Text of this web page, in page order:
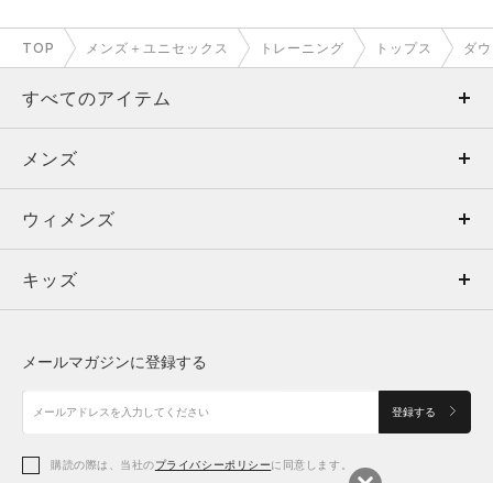
TOP メンズ＋ユニセックス トレーニング トップス ダ
すべてのアイテム
メンズ
ウィメンズ
キッズ
アクセサリー
メンズ
トップス
ボトムス
アクセサリー
ウィメンズ
トップス
シューズ
アクセサリー
キッズ
シューズ
メールマガジンに登録する
登録する
購読の際は、当社のプライバシーポリシーに同意します。